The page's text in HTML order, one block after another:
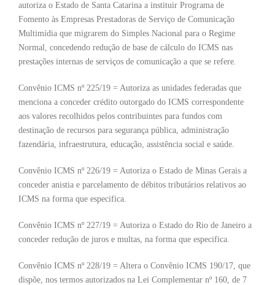
autoriza o Estado de Santa Catarina a instituir Programa de
Fomento às Empresas Prestadoras de Serviço de Comunicação
Multimídia que migrarem do Simples Nacional para o Regime
Normal, concedendo redução de base de cálculo do ICMS nas
prestações internas de serviços de comunicação a que se refere.
Convênio ICMS nº 225/19 = Autoriza as unidades federadas que
menciona a conceder crédito outorgado do ICMS correspondente
aos valores recolhidos pelos contribuintes para fundos com
destinação de recursos para segurança pública, administração
fazendária, infraestrutura, educação, assistência social e saúde.
Convênio ICMS nº 226/19 = Autoriza o Estado de Minas Gerais a
conceder anistia e parcelamento de débitos tributários relativos ao
ICMS na forma que especifica.
Convênio ICMS nº 227/19 = Autoriza o Estado do Rio de Janeiro a
conceder redução de juros e multas, na forma que especifica.
Convênio ICMS nº 228/19 = Altera o Convênio ICMS 190/17, que
dispõe, nos termos autorizados na Lei Complementar nº 160, de 7